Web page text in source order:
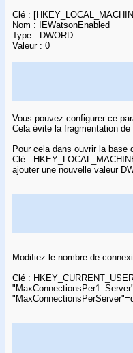
Clé :
Nom : IEWatsonEnabled
Type : DWORD
Valeur : 0
Vous pouvez configurer ce
Cela évite la fragmentation
Pour cela dans ouvrir la base
Clé :
ajouter une nouvelle valeur
Modifiez le nombre de
Clé :